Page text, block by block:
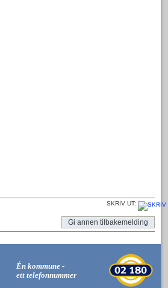
SKRIV UT:
Gi annen tilbakemelding
Én kommune -
ett telefonnummer